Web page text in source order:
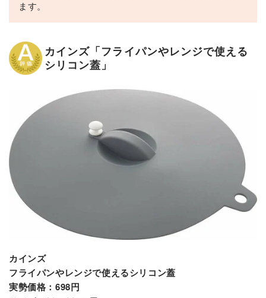
ます。
カインズ「フライパンやレンジで使える
シリコン蓋」
カインズ
フライパンやレンジで使えるシリコン蓋
実勢価格：698円